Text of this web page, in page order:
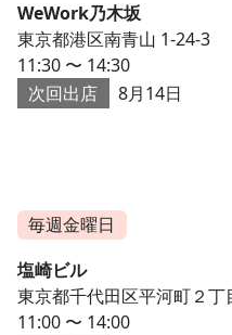
WeWork乃木坂
東京都港区南青山 1-24-3
11:30 〜 14:30
次回出店
8月14日
毎週金曜日
塩崎ビル
東京都千代田区平河町２丁
11:00 〜 14:00